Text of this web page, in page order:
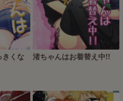
きくな
渚ちゃんはお着替え中!!